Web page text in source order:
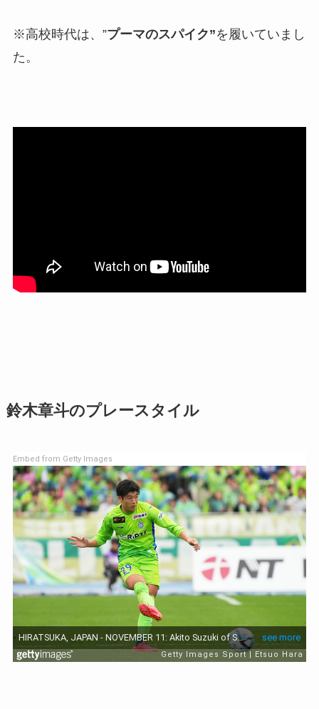
※高校時代は、”プーマのスパイク”を履いていまし
た。
鈴木章斗のプレースタイル
Embed from Getty Images